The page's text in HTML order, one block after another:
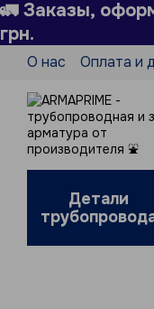
Перейти к основному
🚛 Заказы,
грн.
О нас Оплата и
Политика
Детали